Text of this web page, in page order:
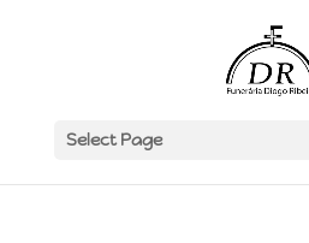
Select Page